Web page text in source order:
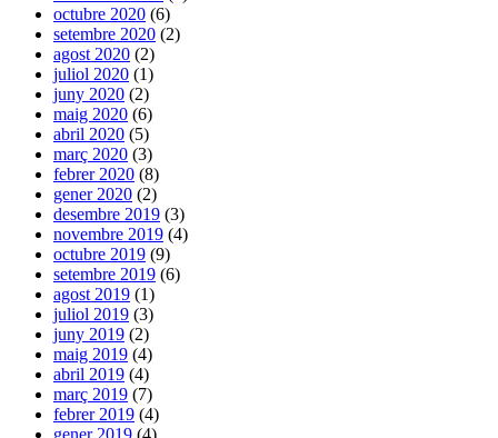
octubre 2020 (6)
setembre 2020 (2)
agost 2020 (2)
juliol 2020 (1)
juny 2020 (2)
maig 2020 (6)
abril 2020 (5)
març 2020 (3)
febrer 2020 (8)
gener 2020 (2)
desembre 2019 (3)
novembre 2019 (4)
octubre 2019 (9)
setembre 2019 (6)
agost 2019 (1)
juliol 2019 (3)
juny 2019 (2)
maig 2019 (4)
abril 2019 (4)
març 2019 (7)
febrer 2019 (4)